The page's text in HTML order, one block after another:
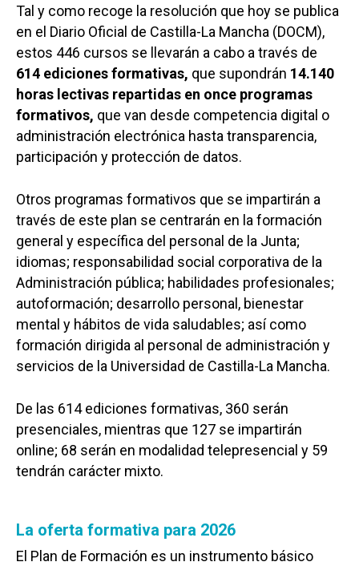
Tal y como recoge la resolución que hoy se publica
en el Diario Oficial de Castilla-La Mancha (DOCM),
estos 446 cursos se llevarán a cabo a través de
614 ediciones formativas, que supondrán 14.140
horas lectivas repartidas en once programas
formativos, que van desde competencia digital o
administración electrónica hasta transparencia,
participación y protección de datos.
Otros programas formativos que se impartirán a
través de este plan se centrarán en la formación
general y específica del personal de la Junta;
idiomas; responsabilidad social corporativa de la
Administración pública; habilidades profesionales;
autoformación; desarrollo personal, bienestar
mental y hábitos de vida saludables; así como
formación dirigida al personal de administración y
servicios de la Universidad de Castilla-La Mancha.
De las 614 ediciones formativas, 360 serán
presenciales, mientras que 127 se impartirán
online; 68 serán en modalidad telepresencial y 59
tendrán carácter mixto.
La oferta formativa para 2026
El Plan de Formación es un instrumento básico